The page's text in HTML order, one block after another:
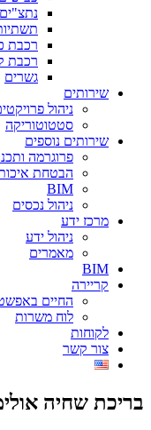
נתצ"ים
רכבת
רכבת
גשרים
שירותים
ניהול
סטטוטוריקה
שירותים נוספים
פרוגרמה
הבטחת
BIM
ניהול נכסים
מרכז ידע
ניהול ידע
מאמרים
BIM
קריירה
החיים
לוח משרות
לקוחות
צור קשר
בריכת שחיה